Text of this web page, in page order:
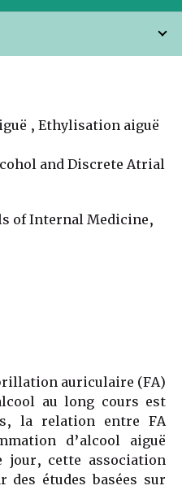
, Ethylisation aiguë
and Discrete Atrial
of Internal Medicine,
auriculaire (FA)
au long cours est
la relation entre FA
d’alcool aiguë
jour, cette association
des études basées sur